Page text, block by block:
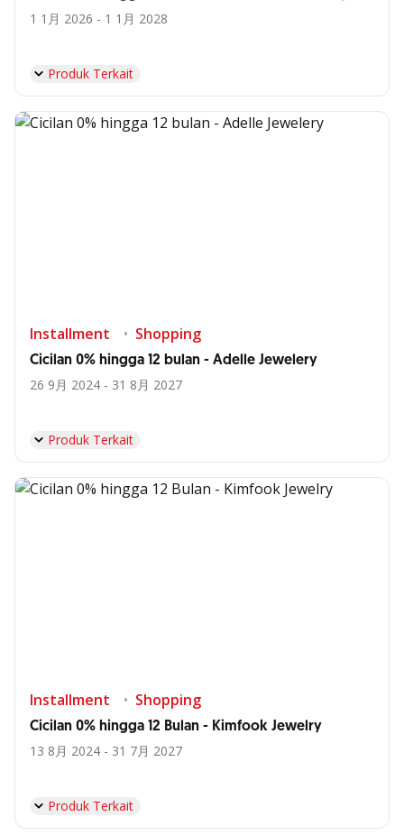
1 1月 2026 - 1 1月 2028
Produk Terkait
Installment Shopping
Cicilan 0% hingga 12 bulan - Adelle Jewelery
26 9月 2024 - 31 8月 2027
Produk Terkait
Installment Shopping
Cicilan 0% hingga 12 Bulan - Kimfook Jewelry
13 8月 2024 - 31 7月 2027
Produk Terkait